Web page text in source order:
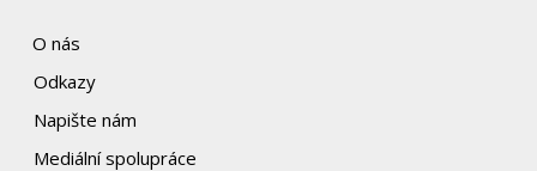
O nás
Odkazy
Napište nám
Mediální spolupráce